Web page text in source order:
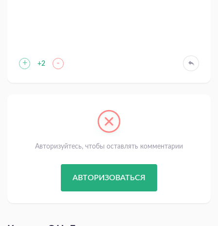
+ +2 -
Авторизуйтесь, чтобы оставлять комментарии
АВТОРИЗОВАТЬСЯ